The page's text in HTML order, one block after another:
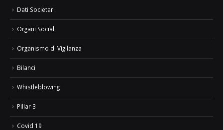
Dati Societari
Organi Sociali
Organismo di Vigilanza
Bilanci
Whistleblowing
Pillar 3
Covid 19